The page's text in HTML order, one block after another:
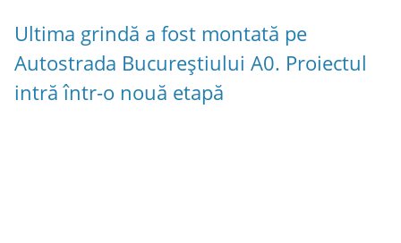
Ultima grindă a fost montată pe
Autostrada Bucureștiului A0. Proiectul
intră într-o nouă etapă